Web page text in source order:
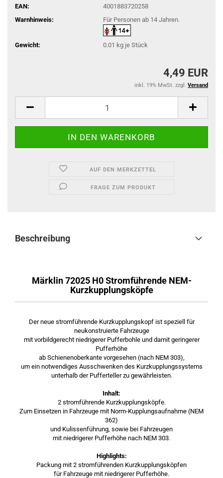
EAN:
4001883720258
Warnhinweis:
Für Personen ab 14 Jahren.
Gewicht: 0.01 kg je Stück
4,49 EUR
inkl. 19% MwSt. zzgl. Versand
AUF DEN MERKZETTEL
FRAGE ZUM PRODUKT
Beschreibung
Märklin 72025 H0 Stromführende NEM-
Kurzkupplungsköpfe
Der neue stromführende Kurzkupplungskopf ist speziell für
neukonstruierte Fahrzeuge
mit vorbildgerecht niedrigerer Pufferbohle und damit geringerer
Pufferhöhe
ab Schienenoberkante vorgesehen (nach NEM 303),
um ein notwendiges Ausschwenken des Kurzkupplungssystems
unterhalb der Pufferteller zu gewährleisten.
Inhalt:
2 stromführende Kurzkupplungsköpfe.
Zum Einsetzen in Fahrzeuge mit Norm-Kupplungsaufnahme (NEM
362)
und Kulissenführung, sowie bei Fahrzeugen
mit niedrigerer Pufferhöhe nach NEM 303.
Highlights:
Packung mit 2 stromführenden Kurzkupplungsköpfen
für Fahrzeuge mit niedrigerer Pufferhöhe.